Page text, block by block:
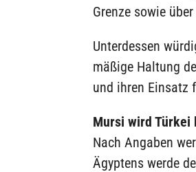
Grenze sowie
Unterdessen
mäßige Haltung
und ihren Einsatz
Mursi wird Türkei
Nach Angaben
Ägyptens werde